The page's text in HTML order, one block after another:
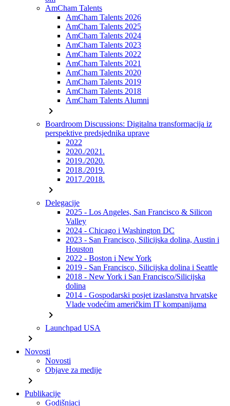
AmCham Talents
AmCham Talents 2026
AmCham Talents 2025
AmCham Talents 2024
AmCham Talents 2023
AmCham Talents 2022
AmCham Talents 2021
AmCham Talents 2020
AmCham Talents 2019
AmCham Talents 2018
AmCham Talents Alumni
chevron_right
Boardroom Discussions: Digitalna transformacija iz
perspektive predsjednika uprave
2022
2020./2021.
2019./2020.
2018./2019.
2017./2018.
chevron_right
Delegacije
2025 - Los Angeles, San Francisco & Silicon
Valley
2024 - Chicago i Washington DC
2023 - San Francisco, Silicijska dolina, Austin i
Houston
2022 - Boston i New York
2019 - San Francisco, Silicijska dolina i Seattle
2018 - New York i San Francisco/Silicijska
dolina
2014 - Gospodarski posjet izaslanstva hrvatske
Vlade vodećim američkim IT kompanijama
chevron_right
Launchpad USA
chevron_right
Novosti
Novosti
Objave za medije
chevron_right
Publikacije
Godišnjaci